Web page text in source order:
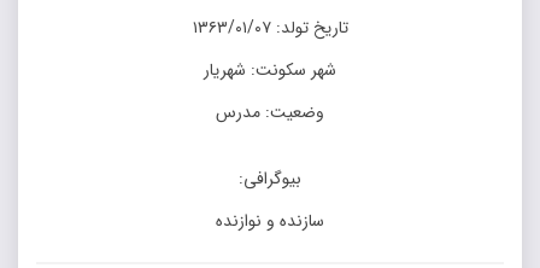
تاریخ تولد: ۱۳۶۳/۰۱/۰۷
شهر سکونت: شهریار
وضعیت: مدرس
بیوگرافی:
سازنده و نوازنده